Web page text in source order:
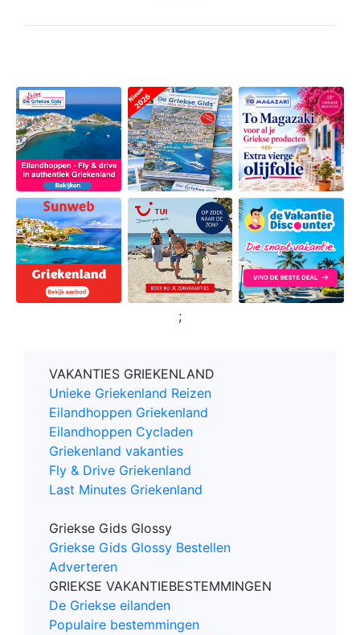
;
VAKANTIES GRIEKENLAND
Unieke Griekenland Reizen
Eilandhoppen Griekenland
Eilandhoppen Cycladen
Griekenland vakanties
Fly & Drive Griekenland
Last Minutes Griekenland
Griekse Gids Glossy
Griekse Gids Glossy Bestellen
Adverteren
GRIEKSE VAKANTIEBESTEMMINGEN
De Griekse eilanden
Populaire bestemmingen